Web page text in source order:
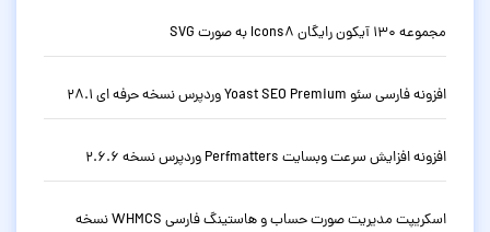
مجموعه 130 آیکون رایگان Icons8 به صورت SVG
افزونه فارسی سئو Yoast SEO Premium وردپرس نسخه حرفه ای 28.1
افزونه افزایش سرعت وبسایت Perfmatters وردپرس نسخه 2.6.6
اسکریپت مدیریت صورت حساب و هاستینگ فارسی WHMCS نسخه